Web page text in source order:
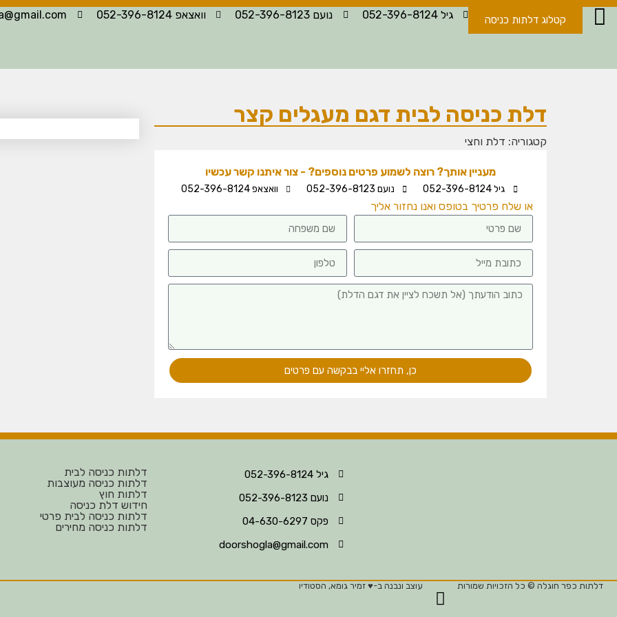
קטלוג דלתות כניסה גיל 052-396-8124 נועם 052-396-8123 וואצאפ 052-396-8124
דלת כניסה לבית דגם מעגלים קצר
קטגוריה: דלת וחצי
מעניין אותך? רוצה לשמוע פרטים נוספים? - צור איתנו קשר עכשיו
גיל 052-396-8124 נועם 052-396-8123 וואצאפ 052-396-8124
או שלח פרטיך בטופס ואנו נחזור אליך
כן, תחזרו אליי בבקשה עם פרטים
גיל 052-396-8124
נועם 052-396-8123
פקס 04-630-6297
doorshogla@gmail.com
דלתות כניסה לבית
דלתות כניסה מעוצבות
דלתות חוץ
חידוש דלת כניסה
דלתות כניסה לבית פרטי
דלתות כניסה מחירים
דלתות כפר חוגלה © כל הזכויות שמורות עוצב ונבנה ב-♥︎ זמיר גומא, הסטודיו